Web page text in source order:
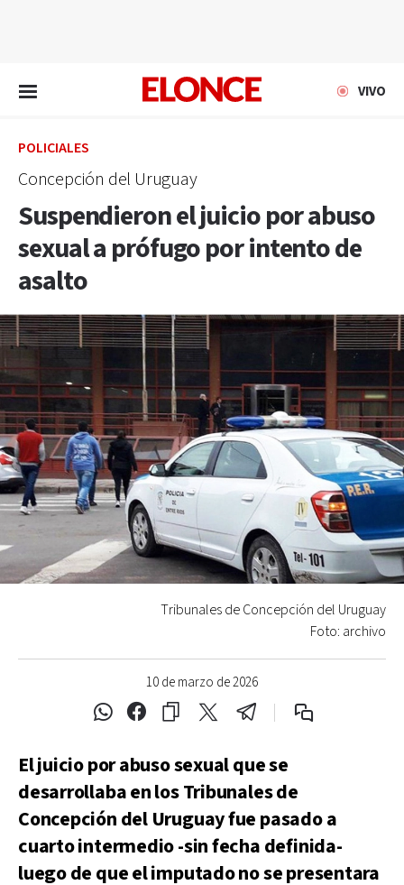
VIVO
POLICIALES
Concepción del Uruguay
Suspendieron el juicio por abuso
sexual a prófugo por intento de
asalto
10 de marzo de 2026
Tribunales de Concepción del Uruguay
Foto: archivo
El juicio por abuso sexual que se
desarrollaba en los Tribunales de
Concepción del Uruguay fue pasado a
cuarto intermedio -sin fecha definida-
luego de que el imputado no se presentara